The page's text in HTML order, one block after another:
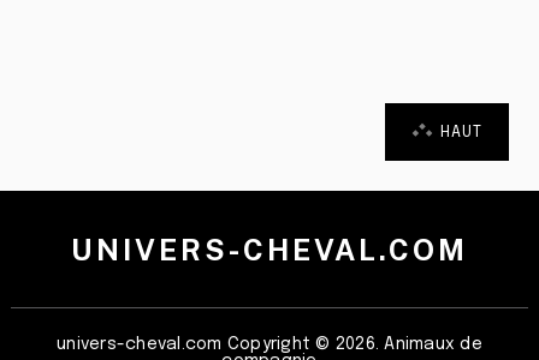
HAUT
UNIVERS-CHEVAL.COM
univers-cheval.com Copyright © 2026. Animaux de